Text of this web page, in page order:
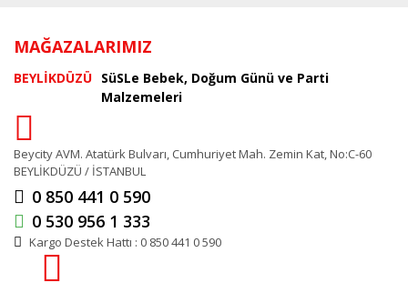
MAĞAZALARIMIZ
BEYLİKDÜZÜ SüSLe Bebek, Doğum Günü ve Parti
Malzemeleri
Beycity AVM. Atatürk Bulvarı, Cumhuriyet Mah. Zemin Kat, No:C-60
BEYLİKDÜZÜ / İSTANBUL
0 850 441 0 590
0 530 956 1 333
Kargo Destek Hattı : 0 850 441 0 590